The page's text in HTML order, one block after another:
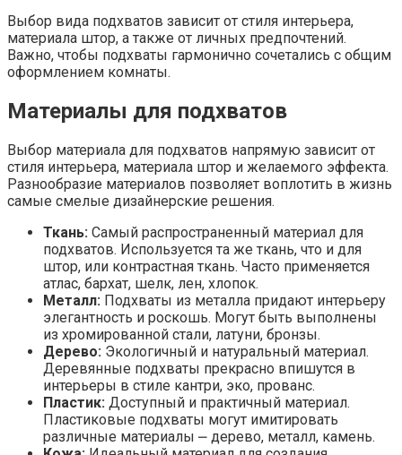
Выбор вида подхватов зависит от стиля интерьера,
материала штор, а также от личных предпочтений.
Важно, чтобы подхваты гармонично сочетались с общим
оформлением комнаты.
Материалы для подхватов
Выбор материала для подхватов напрямую зависит от
стиля интерьера, материала штор и желаемого эффекта.
Разнообразие материалов позволяет воплотить в жизнь
самые смелые дизайнерские решения.
Ткань: Самый распространенный материал для
подхватов. Используется та же ткань, что и для
штор, или контрастная ткань. Часто применяется
атлас, бархат, шелк, лен, хлопок.
Металл: Подхваты из металла придают интерьеру
элегантность и роскошь. Могут быть выполнены
из хромированной стали, латуни, бронзы.
Дерево: Экологичный и натуральный материал.
Деревянные подхваты прекрасно впишутся в
интерьеры в стиле кантри, эко, прованс.
Пластик: Доступный и практичный материал.
Пластиковые подхваты могут имитировать
различные материалы ⎼ дерево, металл, камень.